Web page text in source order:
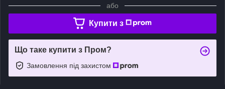
або
Купити з
Що таке купити з Пром?
Замовлення під захистом